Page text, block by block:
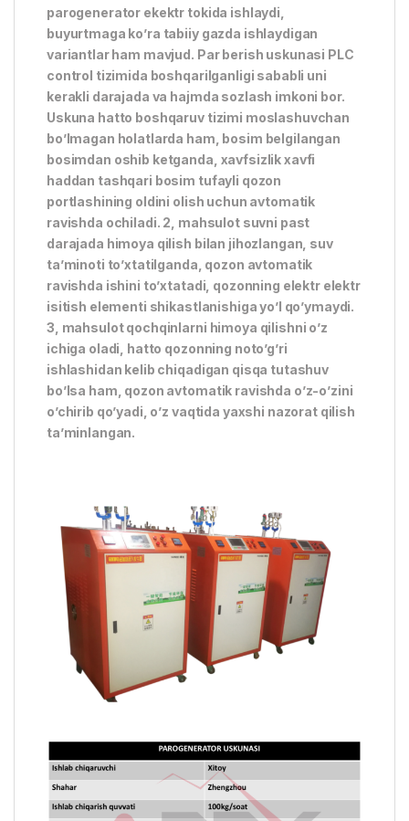
parogenerator ekektr tokida ishlaydi,
buyurtmaga ko’ra tabiiy gazda ishlaydigan
variantlar ham mavjud. Par berish uskunasi PLC
control tizimida boshqarilganligi sababli uni
kerakli darajada va hajmda sozlash imkoni bor.
Uskuna hatto boshqaruv tizimi moslashuvchan
bo’lmagan holatlarda ham, bosim belgilangan
bosimdan oshib ketganda, xavfsizlik xavfi
haddan tashqari bosim tufayli qozon
portlashining oldini olish uchun avtomatik
ravishda ochiladi. 2, mahsulot suvni past
darajada himoya qilish bilan jihozlangan, suv
ta’minoti to’xtatilganda, qozon avtomatik
ravishda ishini to’xtatadi, qozonning elektr elektr
isitish elementi shikastlanishiga yo’l qo’ymaydi.
3, mahsulot qochqinlarni himoya qilishni o’z
ichiga oladi, hatto qozonning noto’g’ri
ishlashidan kelib chiqadigan qisqa tutashuv
bo’lsa ham, qozon avtomatik ravishda o’z-o’zini
o’chirib qo’yadi, o’z vaqtida yaxshi nazorat qilish
ta’minlangan.